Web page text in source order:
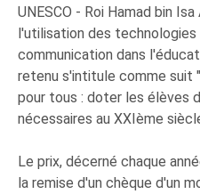
UNESCO - Roi Hamad bin
l'utilisation des
communication dans
retenu s'intitule comme suit
pour tous : doter les élèves
nécessaires au XXIème
Le prix, décerné chaque
la remise d'un chèque d'un